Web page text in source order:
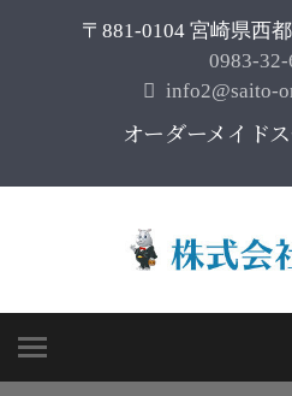
〒881-0104 宮崎県西
0983-32-
info2@saito-
オーダーメイド